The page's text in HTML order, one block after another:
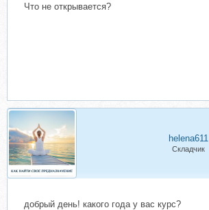
Что не открывается?
helena611
Складчик
добрый день! какого года у вас курс?